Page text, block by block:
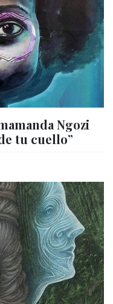
Ngozi
tu cuello”